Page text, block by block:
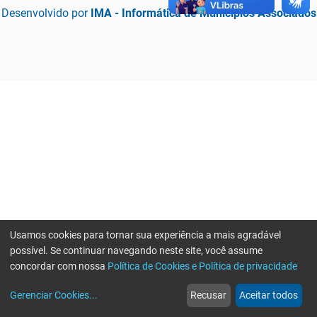
Desenvolvido por IMA - Informática de Municípios Associados
web
Notícias
more_horiz
Mais
Usamos cookies para tornar sua experiência a mais agradável
possível. Se continuar navegando neste site, você assume
concordar com nossa Política de Cookies e Política de privacidade
Gerenciar Cookies... Recusar Aceitar todos
Erro ao enviar informações, por favor tente novamente